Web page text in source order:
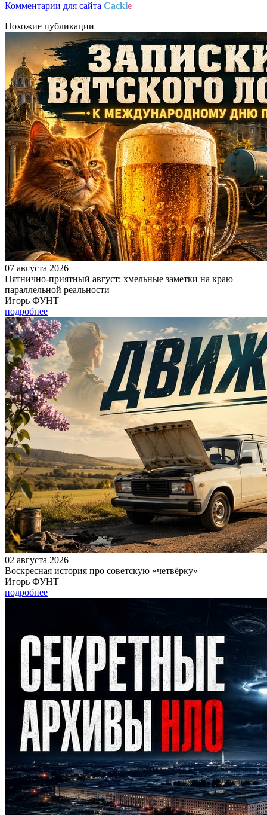
Комментарии для сайта Cackle
Похожие публикации
07 августа 2026
Пятнично-приятный август: хмельные заметки на краю
параллельной реальности
Игорь ФУНТ
подробнее
02 августа 2026
Воскресная история про советскую «четвёрку»
Игорь ФУНТ
подробнее